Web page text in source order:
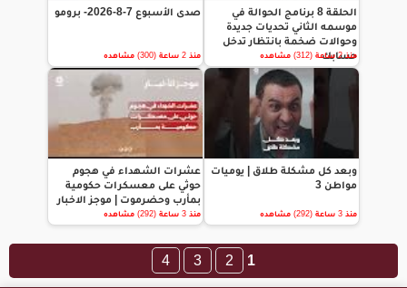
الحلقة 8 برنامج الحوالة في
موسمه الثاني تحديات جديدة
وحوالات ضخمة بانتظار تدخل
حسابك
منذ 2 ساعة (312) مشاهده
صدى الأسبوع 7-8-2026- برومو
منذ 2 ساعة (300) مشاهده
وبعد كل مشكلة طلاق | يوميات
مواطن 3
منذ 3 ساعة (292) مشاهده
عشرات الشهداء في هجوم
حوثي على معسكرات حكومية
بمأرب وحضرموت | موجز الاخبار
منذ 3 ساعة (292) مشاهده
1
2
3
4